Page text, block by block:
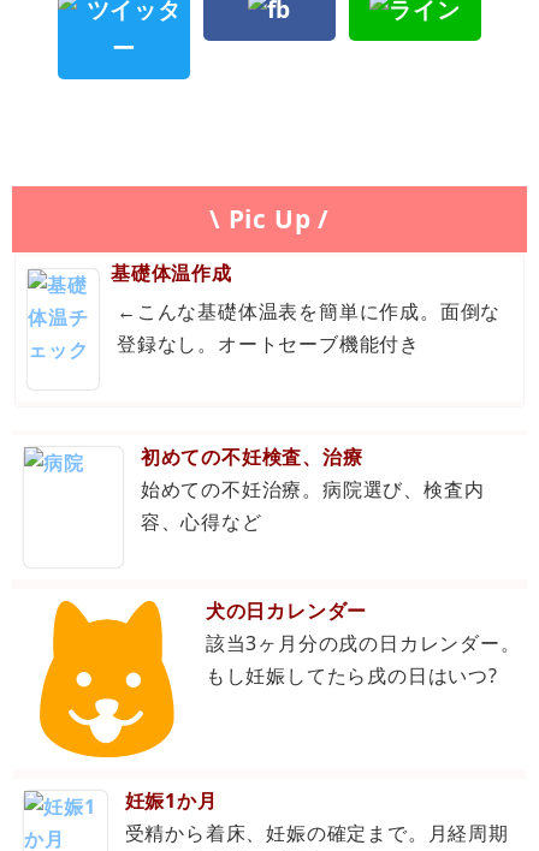
\ Pic Up /
基礎体温作成
←こんな基礎体温表を簡単に作成。面倒な
登録なし。オートセーブ機能付き
初めての不妊検査、治療
始めての不妊治療。病院選び、検査内
容、心得など
犬の日カレンダー
該当3ヶ月分の戌の日カレンダー。
もし妊娠してたら戌の日はいつ?
妊娠1か月
受精から着床、妊娠の確定まで。月経周期